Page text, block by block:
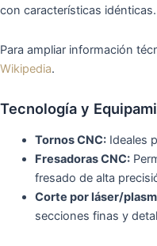
con características idénticas.
Para ampliar información
Wikipedia.
Tecnología y
Tornos CNC:Ideales
Fresadoras CNC:
fresado de alta
Corte por láser/
secciones finas y